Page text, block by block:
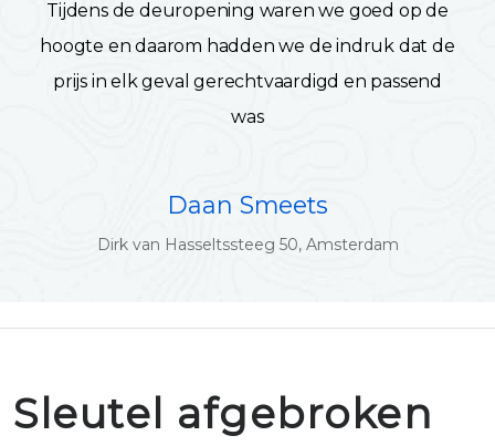
Tijdens de deuropening waren we goed op de
hoogte en daarom hadden we de indruk dat de
prijs in elk geval gerechtvaardigd en passend
was
Daan Smeets
Dirk van Hasseltssteeg 50, Amsterdam
Sleutel afgebroken